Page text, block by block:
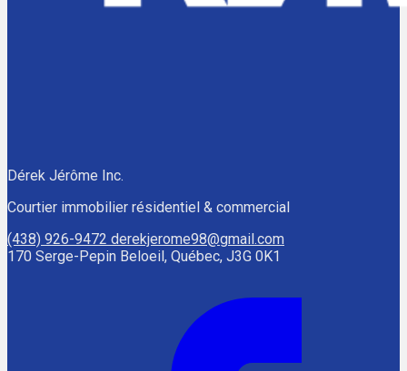
Dérek Jérôme Inc.
Courtier immobilier résidentiel & commercial
(438) 926-9472 derekjerome98@gmail.com
170 Serge-Pepin Beloeil, Québec, J3G 0K1